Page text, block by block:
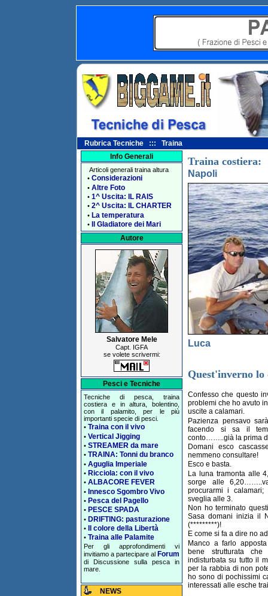
Rubrica Tecniche ::: Traina
Info Generali
Articoli generali traina altura
• Considerazioni
• Altre Foto
• 1^ Uscita: IL RAIS
• 2^ Uscita: IL CHARTER
• La temperatura
•
Il Gladiatore dei Mari
Autore
Salvatore Mele
Capt. IGFA
se volete scrivermi:
Pesci e Tecniche
Tecniche di pesca, traina
costiera e in altura, bolentino,
con il palamito, per le più
importanti specie di pesci.
• Traina con il vivo
• Vertical Jigging
• STREAMER da mare
• TRAINA: Tonni du branco
• Aguglia Imperiale
• Ricciola: con il vivo
• ALBACORE FEVER
• Innesco Sgombro Vivo
• Pesca del Pagello
• PESCE SPADA
• DRIFTING: pasturazione
• Il colore della Libertà
• Traina alle Palamite
Per gli approfondimenti vi
invitiamo a partecipare al Forum
di Discussione sulla pesca in
mare.
NEWS
Traina costiera:
Napoli
Luca
Quest'inverno lo
Confesso che questo
problemi che ho avuto
uscite a calamari.
Pazienza pensavo
facendo si sa il
conto……..già la prima
Domani esco
nemmeno consultare!
Esco e basta.
La luna tramonta alle
sorge alle
procurarmi i
sveglia alle 3.
Non ho terminato
Sasa domani inizia il
(*********)!
E come si fa a dire no
Manco a farlo
bene strutturata
indisturbata su tutto il
per la rabbia di non
ho sono di pochissimi
interessati alle esche